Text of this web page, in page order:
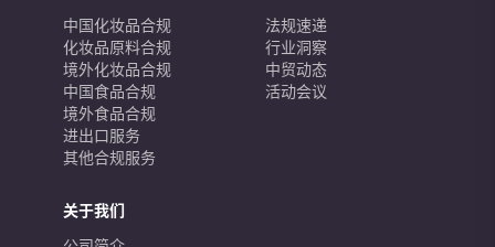
中国化妆品合规
化妆品原料合规
境外化妆品合规
中国食品合规
境外食品合规
进出口服务
其他合规服务
法规速递
行业洞察
中贸动态
活动会议
关于我们